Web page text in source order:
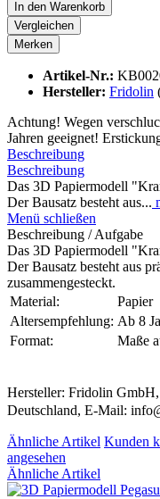
In den Warenkorb
Vergleichen
Merken
Artikel-Nr.:
Hersteller: Fridolin
Achtung! Wegen
Jahren geeignet!
Beschreibung
Beschreibung
Das 3D Papiermodell
Der Bausatz besteht aus...
Menü schließen
Beschreibung / Aufgabe
Das 3D Papiermodell
Der Bausatz besteht aus
zusammengesteckt.
Material:
Papier
Altersempfehlung: Ab 8
Format:
Maße
Hersteller: Fridolin
Deutschland, E-Mail:
Ähnliche Artikel Kunden
angesehen
Ähnliche Artikel